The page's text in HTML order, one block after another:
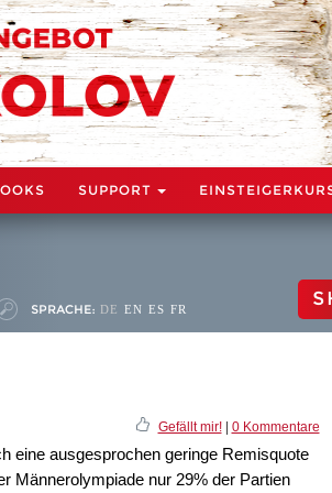
SUPPORT
SPRACHE: DE EN ES FR
Gefällt mir!| 0 Kommentare
eine ausgesprochen geringe Remisquote
Männerolympiade nur 29% der Partien